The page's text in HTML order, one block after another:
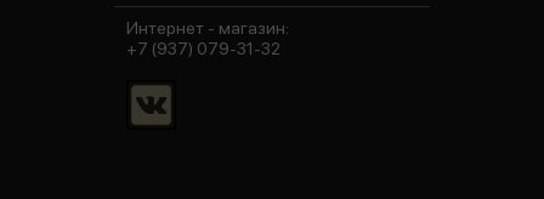
Интернет - магазин:
+7 (937) 079-31-32